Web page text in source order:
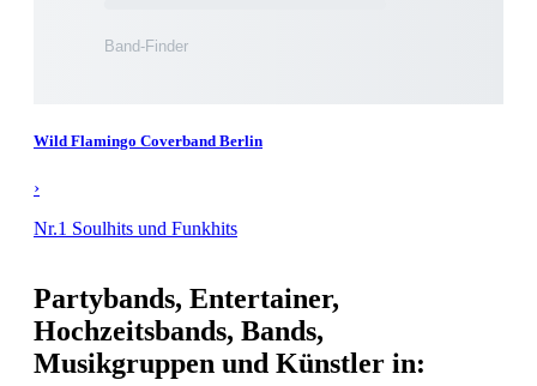
Wild Flamingo Coverband Berlin
›
Nr.1 Soulhits und Funkhits
Partybands, Entertainer,
Hochzeitsbands, Bands,
Musikgruppen und Künstler in: